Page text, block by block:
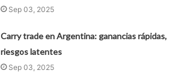
Sep 03, 2025
Carry trade en Argentina: ganancias rápidas,
riesgos latentes
Sep 03, 2025